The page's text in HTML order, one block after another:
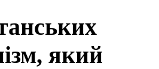
який